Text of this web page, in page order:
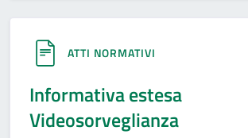
ATTI NORMATIVI
Informativa estesa
Videosorveglianza